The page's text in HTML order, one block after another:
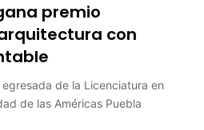
premio
con
de la Licenciatura en
de las Américas Puebla